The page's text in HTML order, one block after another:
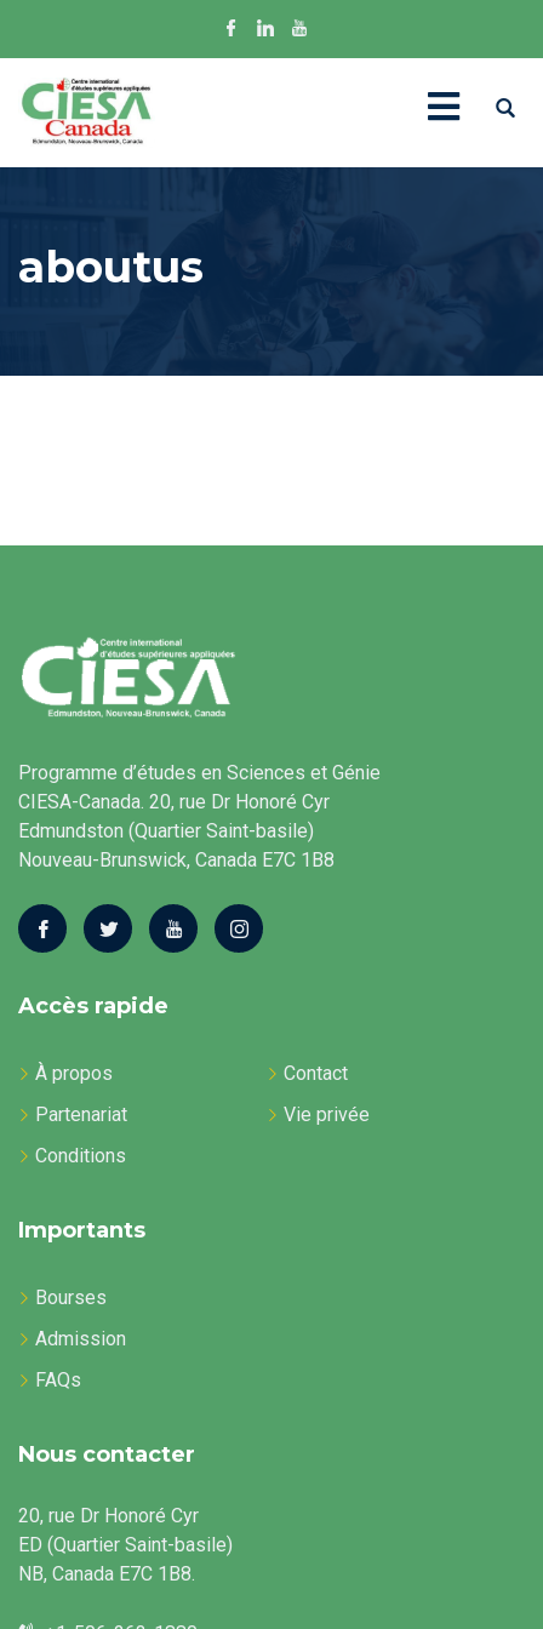
aboutus
Programme d’études en Sciences et Génie
CIESA-Canada. 20, rue Dr Honoré Cyr
Edmundston (Quartier Saint-basile)
Nouveau-Brunswick, Canada E7C 1B8
Accès rapide
À propos
Contact
Partenariat
Vie privée
Conditions
Importants
Bourses
Admission
FAQs
Nous contacter
20, rue Dr Honoré Cyr
ED (Quartier Saint-basile)
NB, Canada E7C 1B8.